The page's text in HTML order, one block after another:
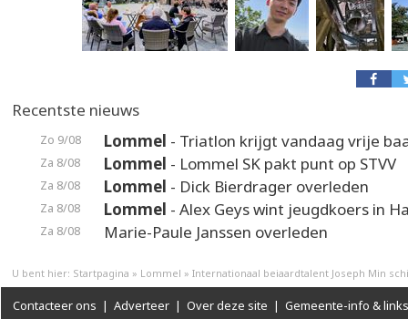
Recentste nieuws
Zo 9/08 Lommel - Triatlon krijgt vandaag vrije
Za 8/08 Lommel - Lommel SK pakt punt op STVV
Za 8/08 Lommel - Dick Bierdrager overleden
Za 8/08 Lommel - Alex Geys wint jeugdkoers in
Za 8/08 Marie-Paule Janssen overleden
U bent hier: Startpagina » Lommel » Internationaal beiaardtalent Joseph Min
Contacteer ons | Adverteer | Over deze site | Gemeente-info & links